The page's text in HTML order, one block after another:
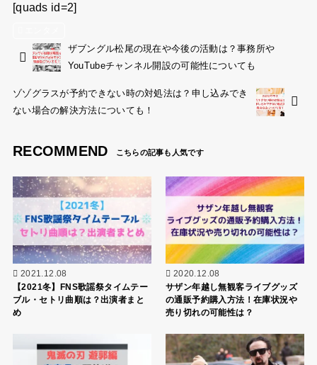
[quads id=2]
ザブングル松尾の現在や今後の活動は？事務所や
YouTubeチャンネル開設の可能性についても
ゾゾグラスが予約できない時の対処法は？申し込みでき
ない場合の解決方法についても！
RECOMMEND
2021.12.08
【2021冬】FNS歌謡祭タイムテー
ブル・セトリ曲順は？出演者まと
め
2020.12.08
サザン年越し無観客ライブグッズ
の通販予約購入方法！在庫状況や
売り切れの可能性は？